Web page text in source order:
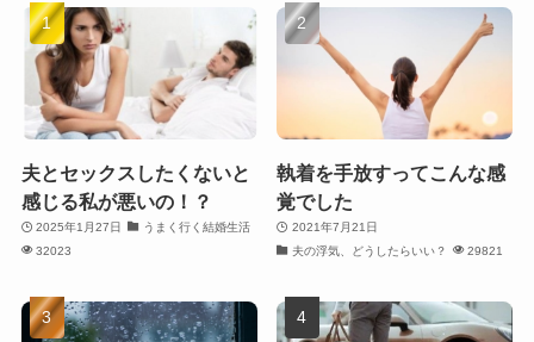
夫とセックスしたくないと
感じる私が悪いの！？
2025年1月27日
うまく行く結婚生活
32023
執着を手放すってこんな感
覚でした
2021年7月21日
夫の浮気、どうしたらいい？
29821